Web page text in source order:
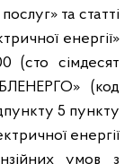
та статті
енергії»
(сто сімдесят
(код
5 пункту
енергії
умов з